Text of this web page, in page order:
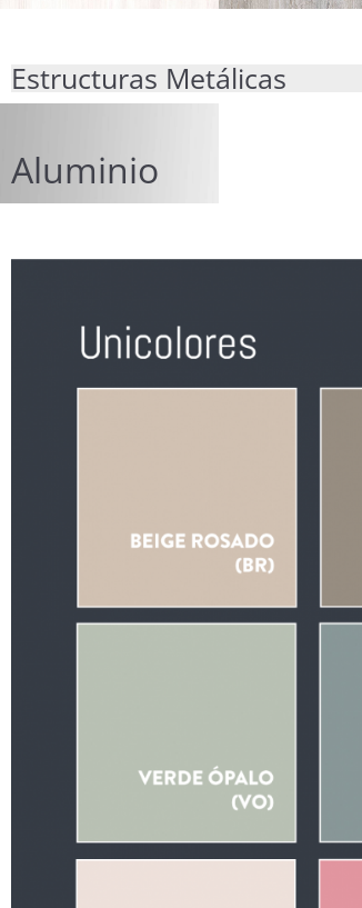
Estructuras Metálicas​
Aluminio